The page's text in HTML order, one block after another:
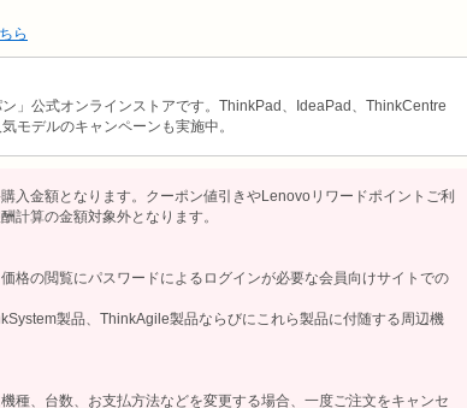
ら
」公式オンラインストアです。ThinkPad、IdeaPad、ThinkCentre
モデルのキャンペーンも実施中。
入金額となります。クーポン値引きやLenovoリワードポイントご利
計算の金額対象外となります。
格の閲覧にパスワードによるログインが必要な会員向けサイトでの
製品、ThinkAgile製品ならびにこれら製品に付随する周辺機
種、台数、お支払方法などを変更する場合、一度ご注文をキャンセ